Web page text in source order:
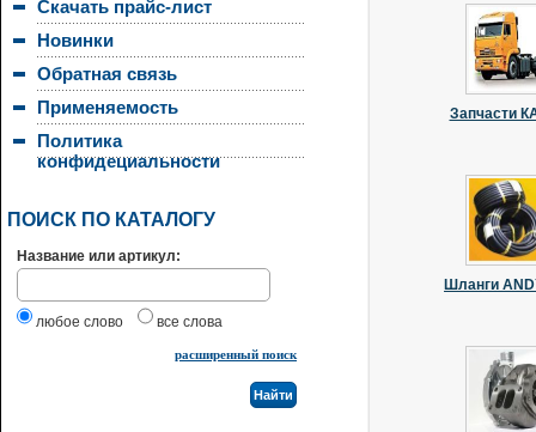
Скачать прайс-лист
Новинки
Обратная связь
Применяемость
Политика
конфидециальности
ПОИСК ПО КАТАЛОГУ
Название или артикул:
любое слово все слова
расширенный поиск
Запчасти
Шланги